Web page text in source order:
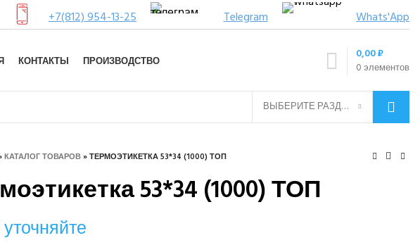
+7(812) 954-13-25 Telegram Whats'App
КОНТАКТЫ ПРОИЗВОДСТВО 0элементов
0,00₽
ВЫБЕРИТЕ РАЗДЕЛ
КАТАЛОГ ТОВАРОВ»ТЕРМОЭТИКЕТКА 53*34 (1000) ТОП
53*34 (1000) ТОП